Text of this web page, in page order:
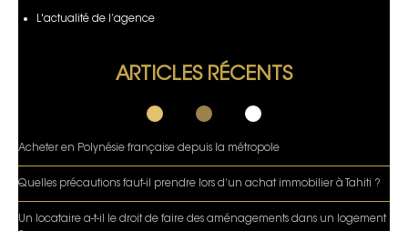
L'actualité de l’agence
ARTICLES RÉCENTS
Acheter en Polynésie française depuis la métropole
Quelles précautions faut-il prendre lors d’un achat immobilier à Tahiti ?
Un locataire a-t-il le droit de faire des aménagements dans un logement